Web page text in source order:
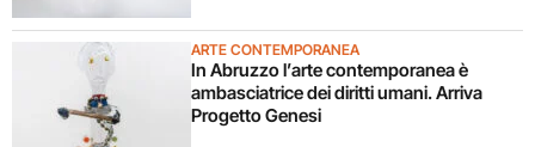
ARTE CONTEMPORANEA
In Abruzzo l’arte contemporanea è
ambasciatrice dei diritti umani. Arriva
Progetto Genesi